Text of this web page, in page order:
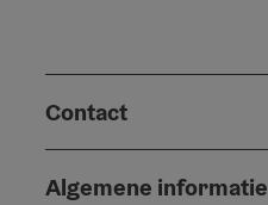
Contact
Algemene informatie